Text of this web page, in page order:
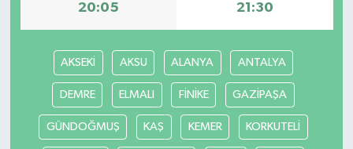
20:05 21:30
AKSEKİ AKSU ALANYA ANTALYA
DEMRE ELMALI FİNİKE GAZİPAŞA
GÜNDOĞMUŞ KAŞ KEMER KORKUTELİ